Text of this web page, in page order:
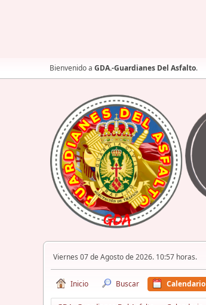
Bienvenido a GDA.-Guardianes Del Asfalto.
Viernes 07 de Agosto de 2026. 10:57 horas.
Inicio Buscar Calendario